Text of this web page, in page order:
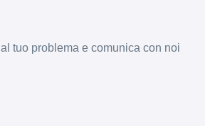
tuo problema e comunica con noi